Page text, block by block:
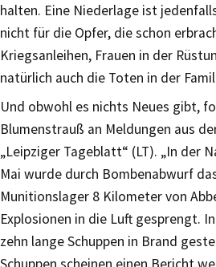
halten. Eine Niederlage ist
nicht für die Opfer, die schon
Kriegsanleihen, Frauen in der
natürlich auch die Toten in der
Und obwohl es nichts Neues gibt,
Blumenstrauß an Meldungen aus
„Leipziger Tageblatt“ (LT). „In der
Mai wurde durch Bombenabwurf
Munitionslager 8 Kilometer von
Explosionen in die Luft gesprengt.
zehn lange Schuppen in Brand